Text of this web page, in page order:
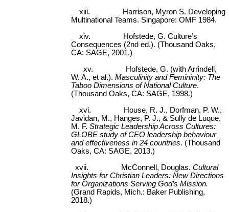
xiii.
Harrison, Myron S. Developing
Multinational Teams. Singapore: OMF 1984.
xiv.
Hofstede, G. Culture’s
Consequences (2nd ed.). (Thousand Oaks,
CA: SAGE, 2001.)
xv.
Hofstede, G. (with Arrindell,
W. A., et al.).Masculinity and Femininity: The
Taboo Dimensions of National Culture.
(Thousand Oaks, CA: SAGE, 1998.)
xvi.
House, R. J., Dorfman, P. W.,
Javidan, M., Hanges, P. J., & Sully de Luque,
M. F.Strategic Leadership Across Cultures:
GLOBE study of CEO leadership behaviour
and effectiveness in 24 countries. (Thousand
Oaks, CA: SAGE, 2013.)
xvii.
McConnell, Douglas.Cultural
Insights for Christian Leaders: New Directions
for Organizations Serving God’s Mission.
(Grand Rapids, Mich.: Baker Publishing,
2018.)